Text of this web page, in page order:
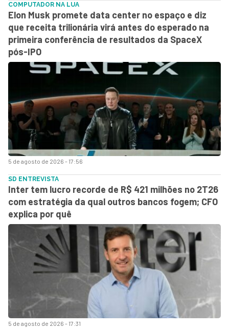
5 de agosto de 2026 - 17:56
COMPUTADOR NA LUA
Elon Musk promete data center no espaço e diz
que receita trilionária virá antes do esperado na
primeira conferência de resultados da SpaceX
pós-IPO
5 de agosto de 2026 - 17:31
SD ENTREVISTA
Inter tem lucro recorde de R$ 421 milhões no 2T26
com estratégia da qual outros bancos fogem; CFO
explica por quê